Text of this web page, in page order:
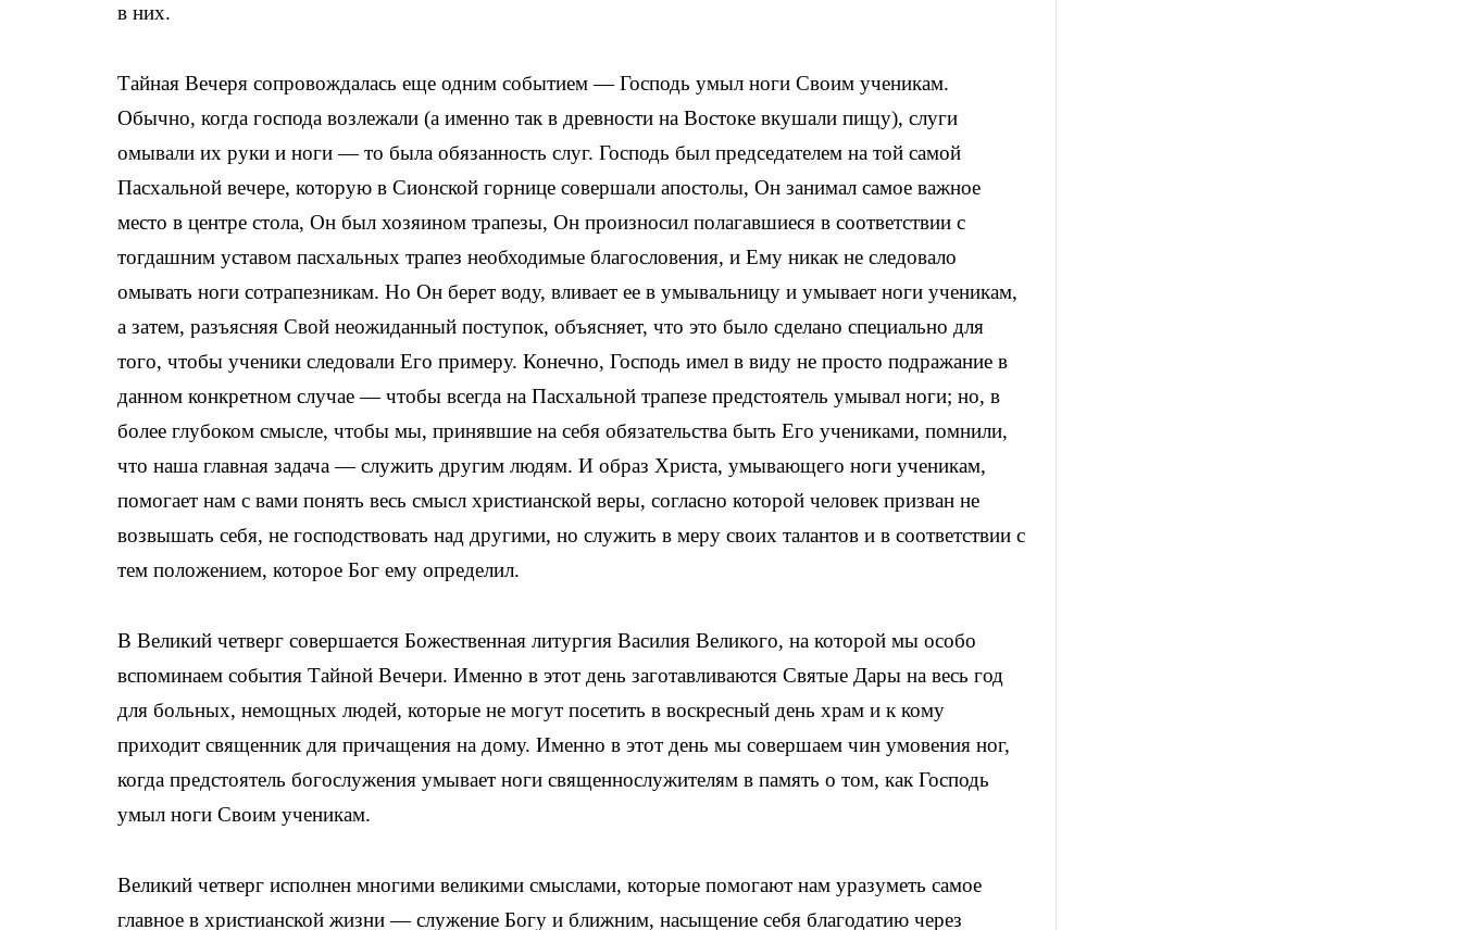
в них.
Тайная Вечеря сопровождалась еще одним событием — Господь умыл ноги Своим ученикам.
Обычно, когда господа возлежали (а именно так в древности на Востоке вкушали пищу), слуги
омывали их руки и ноги — то была обязанность слуг. Господь был председателем на той самой
Пасхальной вечере, которую в Сионской горнице совершали апостолы, Он занимал самое важное
место в центре стола, Он был хозяином трапезы, Он произносил полагавшиеся в соответствии с
тогдашним уставом пасхальных трапез необходимые благословения, и Ему никак не следовало
омывать ноги сотрапезникам. Но Он берет воду, вливает ее в умывальницу и умывает ноги ученикам,
а затем, разъясняя Свой неожиданный поступок, объясняет, что это было сделано специально для
того, чтобы ученики следовали Его примеру. Конечно, Господь имел в виду не просто подражание в
данном конкретном случае — чтобы всегда на Пасхальной трапезе предстоятель умывал ноги; но, в
более глубоком смысле, чтобы мы, принявшие на себя обязательства быть Его учениками, помнили,
что наша главная задача — служить другим людям. И образ Христа, умывающего ноги ученикам,
помогает нам с вами понять весь смысл христианской веры, согласно которой человек призван не
возвышать себя, не господствовать над другими, но служить в меру своих талантов и в соответствии с
тем положением, которое Бог ему определил.
В Великий четверг совершается Божественная литургия Василия Великого, на которой мы особо
вспоминаем события Тайной Вечери. Именно в этот день заготавливаются Святые Дары на весь год
для больных, немощных людей, которые не могут посетить в воскресный день храм и к кому
приходит священник для причащения на дому. Именно в этот день мы совершаем чин умовения ног,
когда предстоятель богослужения умывает ноги священнослужителям в память о том, как Господь
умыл ноги Своим ученикам.
Великий четверг исполнен многими великими смыслами, которые помогают нам уразуметь самое
главное в христианской жизни — служение Богу и ближним, насыщение себя благодатию через